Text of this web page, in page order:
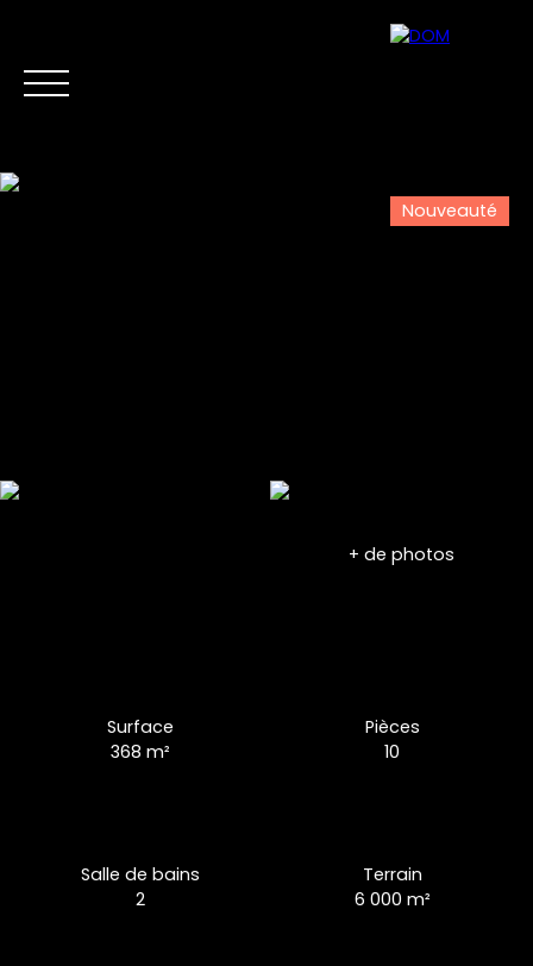
Nouveauté
+ de photos
Surface
368m²
Pièces
10
Salle de bains
2
Terrain
6 000 m²